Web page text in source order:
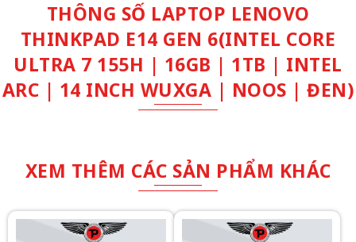
THÔNG SỐ LAPTOP LENOVO
THINKPAD E14 GEN 6(INTEL CORE
ULTRA 7 155H | 16GB | 1TB | INTEL
ARC | 14 INCH WUXGA | NOOS | ĐEN)
XEM THÊM CÁC SẢN PHẨM KHÁC